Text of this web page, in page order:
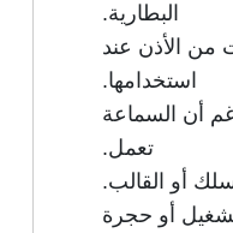
البطارية.
من الأذن عند
استخدامها.
أن السماعة
تعمل.
أو القالب.
أو حجرة